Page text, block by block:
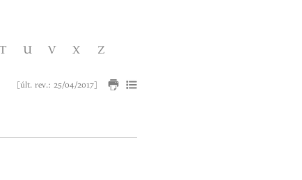
T U V X Z
[últ. rev.: 25/04/2017]